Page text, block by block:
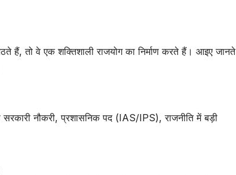
तो वे एक शक्तिशाली राजयोग का निर्माण करते हैं। आइए जानते
सरकारी नौकरी, प्रशासनिक पद (IAS/IPS), राजनीति में बड़ी